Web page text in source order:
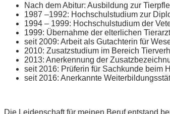
Nach dem Abitur: Ausbildung zur
1987 –1992: Hochschulstudium zur
1994 – 1999: Hochschulstudium der
1999: Übernahme der elterlichen
seit 2009: Arbeit als Gutachterin für
2010: Zusatzstudium im Bereich
2013: Anerkennung der
seit 2016: Prüferin für Sachkunde beim
seit 2016: Anerkannte
Die Leidenschaft für meinen Beruf entstand